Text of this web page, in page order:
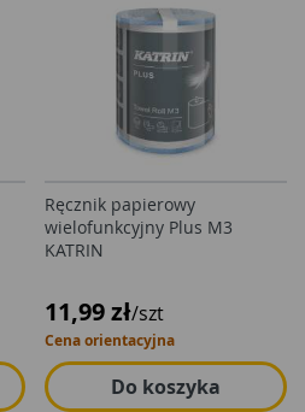
Ręcznik papierowy
wielofunkcyjny Plus M3
KATRIN
11,99 zł/szt
Cena orientacyjna
Do koszyka